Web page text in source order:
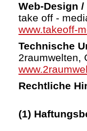
Web-Design
take off -
www.takeoff-
Technische
2raumwelten,
Rechtliche
(1)